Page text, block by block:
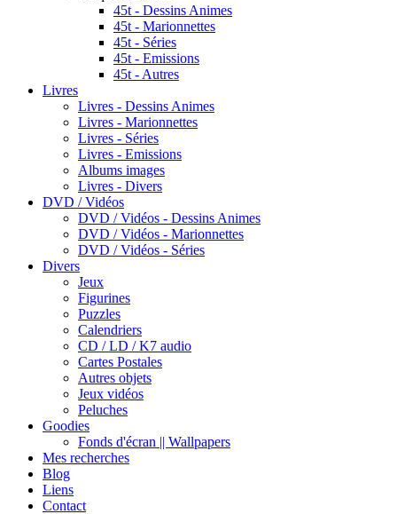
45t - Dessins Animes
45t - Marionnettes
45t - Séries
45t - Emissions
45t - Autres
Livres
Livres - Dessins Animes
Livres - Marionnettes
Livres - Séries
Livres - Emissions
Albums images
Livres - Divers
DVD / Vidéos
DVD / Vidéos - Dessins Animes
DVD / Vidéos - Marionnettes
DVD / Vidéos - Séries
Divers
Jeux
Figurines
Puzzles
Calendriers
CD / LD / K7 audio
Cartes Postales
Autres objets
Jeux vidéos
Peluches
Goodies
Fonds d'écran || Wallpapers
Mes recherches
Blog
Liens
Contact